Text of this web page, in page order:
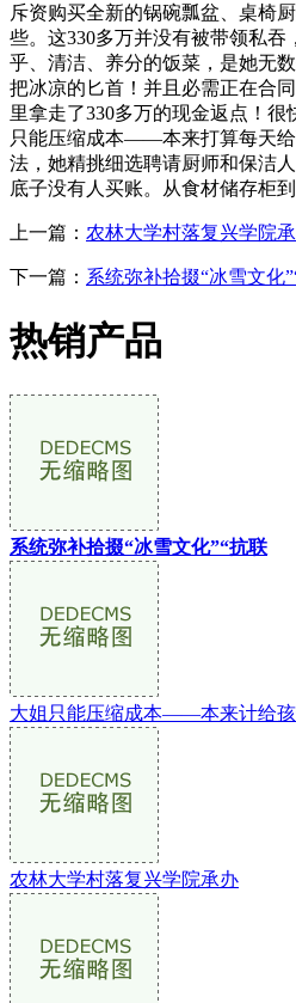
斥资购买全新的锅碗瓢盆、桌椅
些。这330多万并没有被带领私吞
乎、清洁、养分的饭菜，是她无
把冰凉的匕首！并且必需正在合
里拿走了330多万的现金返点！很
只能压缩成本——本来打算每天
法，她精挑细选聘请厨师和保洁
底子没有人买账。从食材储存柜到
上一篇： 农林大学村落复兴学院
下一篇： 系统弥补拾掇“冰雪文化
热销产品
系统弥补拾掇“冰雪文化”“抗联
大姐只能压缩成本——本来计给
农林大学村落复兴学院承办